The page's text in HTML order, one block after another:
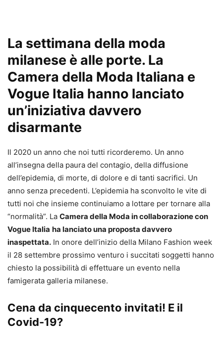
La settimana della moda
milanese è alle porte. La
Camera della Moda Italiana e
Vogue Italia hanno lanciato
un’iniziativa davvero
disarmante
Il 2020 un anno che noi tutti ricorderemo. Un anno
all’insegna della paura del contagio, della diffusione
dell’epidemia, di morte, di dolore e di tanti sacrifici. Un
anno senza precedenti. L’epidemia ha sconvolto le vite di
tutti noi che insieme continuiamo a lottare per tornare alla
“normalità”. La Camera della Moda in collaborazione con
Vogue Italia ha lanciato una proposta davvero
inaspettata. In onore dell’inizio della Milano Fashion week
il 28 settembre prossimo venturo i succitati soggetti hanno
chiesto la possibilità di effettuare un evento nella
famigerata galleria milanese.
Cena da cinquecento invitati! E il
Covid-19?